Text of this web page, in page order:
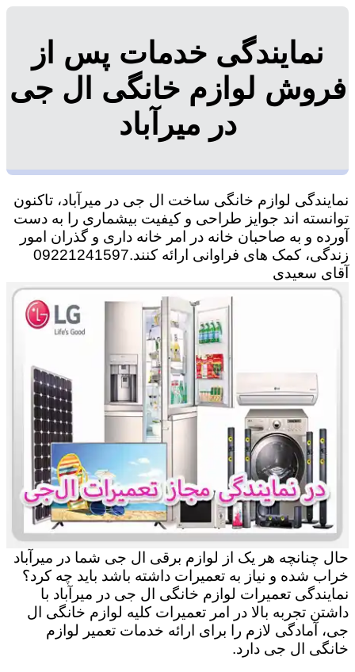
نمایندگی خدمات پس از
فروش لوازم خانگی ال جی
در میرآباد
نمایندگی لوازم خانگی ساخت ال جی در میرآباد، تاکنون
توانسته اند جوایز طراحی و کیفیت بیشماری را به دست
آورده و به صاحبان خانه در امر خانه داری و گذران امور
زندگی، کمک های فراوانی ارائه کنند.09221241597
آقای سعیدی
حال چنانچه هر یک از لوازم برقی ال جی شما در میرآباد
خراب شده و نیاز به تعمیرات داشته باشد باید چه کرد؟
نمایندگی تعمیرات لوازم خانگی ال جی در میرآباد با
داشتن تجربه بالا در امر تعمیرات کلیه لوازم خانگی ال
جی، آمادگی لازم را برای ارائه خدمات تعمیر لوازم
خانگی ال جی دارد.